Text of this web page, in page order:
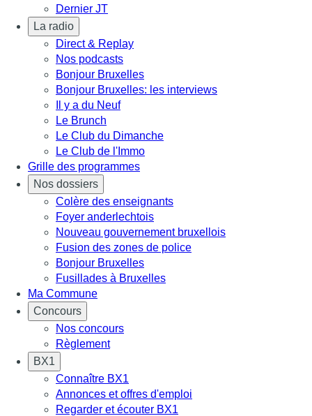
Dernier JT
La radio
Direct & Replay
Nos podcasts
Bonjour Bruxelles
Bonjour Bruxelles: les interviews
Il y a du Neuf
Le Brunch
Le Club du Dimanche
Le Club de l'Immo
Grille des programmes
Nos dossiers
Colère des enseignants
Foyer anderlechtois
Nouveau gouvernement bruxellois
Fusion des zones de police
Bonjour Bruxelles
Fusillades à Bruxelles
Ma Commune
Concours
Nos concours
Règlement
BX1
Connaître BX1
Annonces et offres d'emploi
Regarder et écouter BX1